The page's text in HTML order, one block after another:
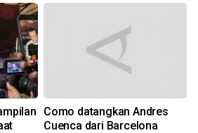
Como datangkan Andres
Cuenca dari Barcelona